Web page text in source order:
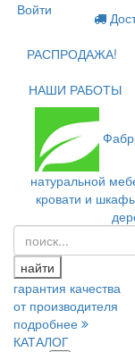
Войти
РАСПРОДАЖА!
НАШИ РАБОТЫ
натуральной
кровати и
найти
гарантия качества
от производителя
подробнее
КАТАЛОГ